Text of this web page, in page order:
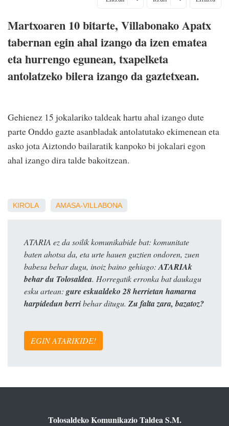
Martxoaren 10 bitarte, Villabonako Apatx
tabernan egin ahal izango da izen ematea
eta hurrengo egunean, txapelketa
antolatzeko bilera izango da gaztetxean.
Gehienez 15 jokalariko taldeak hartu ahal izango dute
parte Onddo gazte asanbladak antolatutako ekimenean eta
asko jota Aiztondo bailaratik kanpoko bi jokalari egon
ahal izango dira talde bakoitzean.
KIROLA AMASA-VILLABONA
ATARIA ez da soilik komunikabide bat: komunitate
baten ahotsa da, eta urte hauen guztien ondoren, zuen
babesa behar dugu, inoiz baino gehiago: ATARIAk
behar du Tolosaldea. Horregatik erronka bat daukagu
esku artean: gure eskualdeko 28 herrietan hamarna
harpidedun berribehar ditugu. Zu falta zara, bazatoz?
EGIN ATARIKIDE!
Tolosaldeko Komunikazio Taldea S.M.